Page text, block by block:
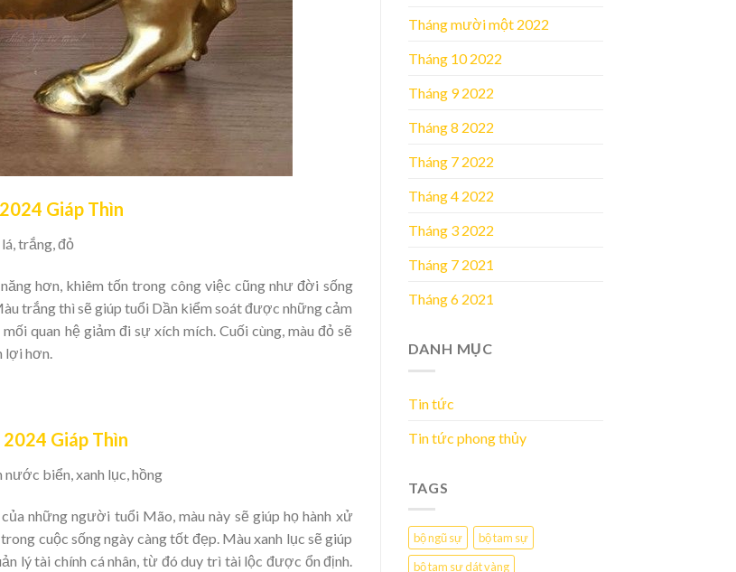
Giáp Thìn
trắng, đỏ
hơn, khiêm tốn trong công việc cũng như đời sống
trắng thì sẽ giúp tuổi Dần kiểm soát được những cảm
quan hệ giảm đi sự xích mích. Cuối cùng, màu đỏ sẽ
lợi hơn.
Giáp Thìn
nước biển, xanh lục, hồng
những người tuổi Mão, màu này sẽ giúp họ hành xử
cuộc sống ngày càng tốt đẹp. Màu xanh lục sẽ giúp
lý tài chính cá nhân, từ đó duy trì tài lộc được ổn định.
Tháng mười một 2022
Tháng 10 2022
Tháng 9 2022
Tháng 8 2022
Tháng 7 2022
Tháng 4 2022
Tháng 3 2022
Tháng 7 2021
Tháng 6 2021
DANH MỤC
Tin tức
Tin tức phong thủy
TAGS
bộ ngũ sự
bộ tam sự
bộ tam sự dát vàng